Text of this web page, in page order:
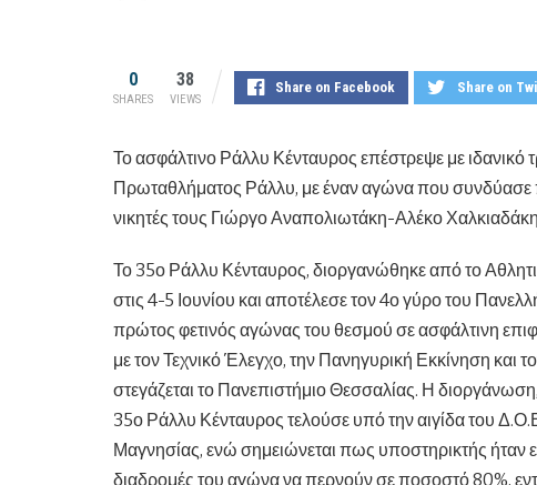
0
SHARES
38
VIEWS
Share on Facebook Share on
Το ασφάλτινο Ράλλυ Κένταυρος επέστρεψε με ιδανικό
Πρωταθλήματος Ράλλυ, με έναν αγώνα που συνδύασε
νικητές τους Γιώργο Αναπολιωτάκη-Αλέκο
Το 35ο Ράλλυ Κένταυρος, διοργανώθηκε από το
στις 4-5 Ιουνίου και αποτέλεσε τον 4ο γύρο του
πρώτος φετινός αγώνας του θεσμού σε ασφάλτινη
με τον Τεχνικό Έλεγχο, την Πανηγυρική Εκκίνηση και
στεγάζεται το Πανεπιστήμιο Θεσσαλίας. Η
35ο Ράλλυ Κένταυρος τελούσε υπό την αιγίδα του
Μαγνησίας, ενώ σημειώνεται πως υποστηρικτής ήταν
διαδρομές του αγώνα να περνούν σε ποσοστό 80%,